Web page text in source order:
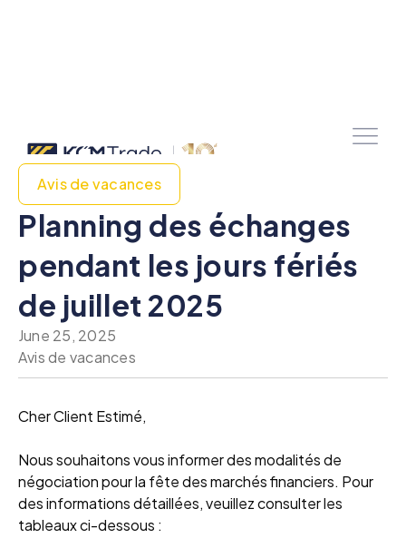
Avis de vacances
Planning des échanges
pendant les jours fériés
de juillet 2025
June 25, 2025
Avis de vacances
Cher Client Estimé,
Nous souhaitons vous informer des modalités de
négociation pour la fête des marchés financiers. Pour
des informations détaillées, veuillez consulter les
tableaux ci-dessous :